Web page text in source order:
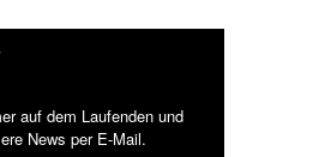
auf dem Laufenden und
News per E-Mail.